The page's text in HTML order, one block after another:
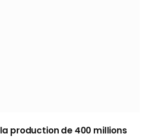
production de 400 millions